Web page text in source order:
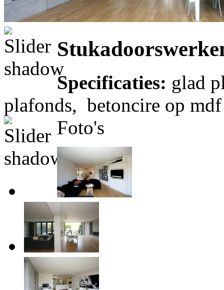
Specificaties: glad
plafonds, betoncire op
Foto's